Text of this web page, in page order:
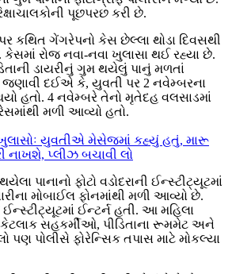
પૂછપરછ કરી છે.
કથિત ગેંગરેપનો કેસ છેલ્લા થોડા દિવસથી
કેસમાં રોજ નવા-નવા ખુલાસા થઈ રહ્યા છે.
ડાયરીનું ગુમ થયેલું પાનું મળતાં
દઈએ કે, યુવતી પર 2 નવેમ્બરના
હતો. 4 નવેમ્બરે તેનો મૃતેદહ વલસાડમાં
મળી આવ્યો હતો.
ખુલાસોઃ યુવતીએ મેસેજમાં કહ્યું હતું, મારૂ
નાખશે, પ્લીઝ બચાવી લો
પાનાનો ફોટો વડોદરાની ઈન્સ્ટીટ્યૂટમાં
મોબાઈલ ફોનમાંથી મળી આવ્યો છે.
ઈન્ટર્ન હતી. આ મહિલા
કેટલાક સહકર્મીઓ, પીડિતાના રૂમમેટ અને
પણ પોલીસે ફોરેન્સિક તપાસ માટે મોકલ્યા